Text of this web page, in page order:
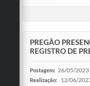
PREGÃO
REGISTRO DE
Postagem: 26/05/2023
Realização: 12/06/